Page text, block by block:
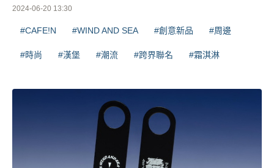
2024-06-20 13:30
#CAFE!N #WIND AND SEA #創意新品 #周邊
#時尚 #漢堡 #潮流 #跨界聯名 #霜淇淋